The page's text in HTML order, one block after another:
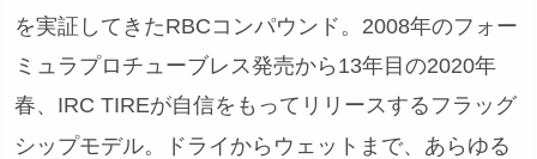
を実証してきたRBCコンパウンド。 2008年のフォー
ミュラプロチューブレス発売から13年目の2020年
春、IRC TIREが自信をもってリリースするフラッグ
シップモデル。ドライからウェットまで、あらゆる